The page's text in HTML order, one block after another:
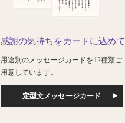
感謝の気持ちをカードに込めて
用途別のメッセージカードを12種類ご
用意しています。
定型文メッセージカード